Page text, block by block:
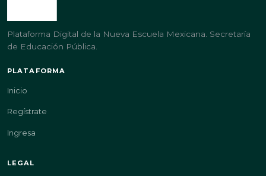
Plataforma Digital de la Nueva Escuela Mexicana. Secretaría
de Educación Pública.
PLATAFORMA
Inicio
Regístrate
Ingresa
LEGAL